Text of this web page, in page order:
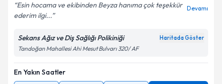
Esin hocama ve ekibinden Beyza hanıma çok teşekkür
ederim ilgi...
Devamı
Sekans Ağız ve Diş Sağlığı Polikiniği Haritada Göster
Tandoğan Mahallesi Ahi Mesut Bulvarı 320/ AF
En Yakın Saatler